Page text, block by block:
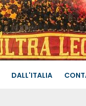
DALL'ITALIA